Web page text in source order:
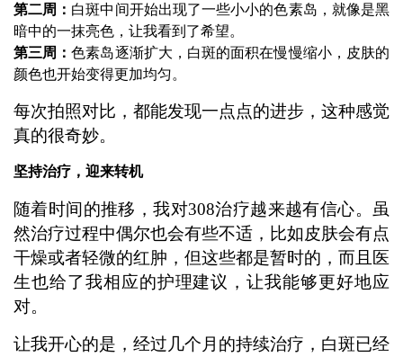
第二周： 白斑中间开始出现了一些小小的色素岛，就像是黑
暗中的一抹亮色，让我看到了希望。
第三周：色素岛逐渐扩大，白斑的面积在慢慢缩小，皮肤的
颜色也开始变得更加均匀。
每次拍照对比，都能发现一点点的进步，这种感觉
真的很奇妙。
坚持治疗，迎来转机
随着时间的推移，我对308治疗越来越有信心。虽
然治疗过程中偶尔也会有些不适，比如皮肤会有点
干燥或者轻微的红肿，但这些都是暂时的，而且医
生也给了我相应的护理建议，让我能够更好地应
对。
让我开心的是，经过几个月的持续治疗，白斑已经